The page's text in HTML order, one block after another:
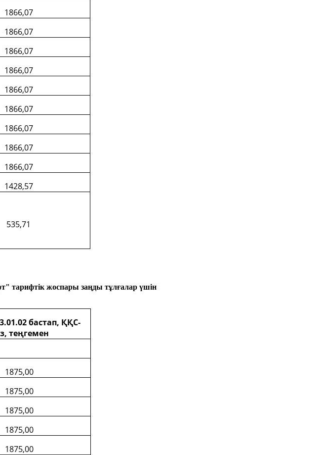
1866,07
1866,07
1866,07
1866,07
1866,07
1866,07
1866,07
1866,07
1866,07
1428,57
535,71
тарифтік жоспары заңды тұлғалар үшін
01.02 бастап, ҚҚС-
теңгемен
1875,00
1875,00
1875,00
1875,00
1875,00